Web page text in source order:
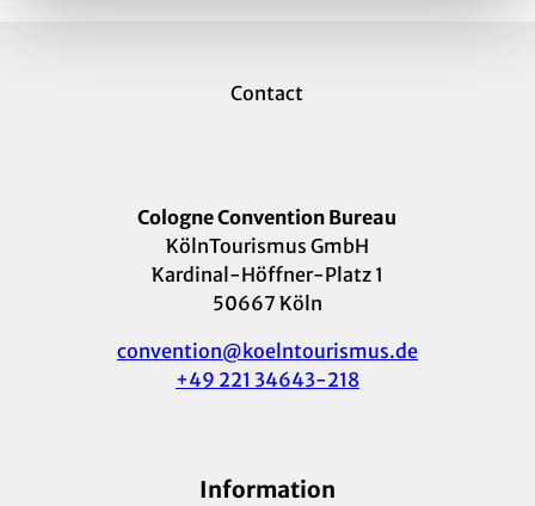
Contact
Cologne Convention Bureau
KölnTourismus GmbH
Kardinal-Höffner-Platz 1
50667 Köln
convention@koelntourismus.de
+49 221 34643-218
Information